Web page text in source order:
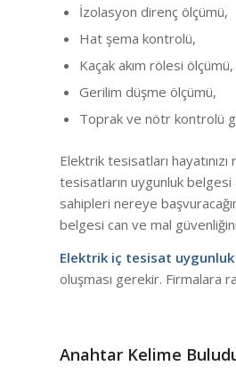
İzolasyon direnç ölçümü,
Hat şema kontrolü,
Kaçak akım rölesi ölçümü,
Gerilim düşme ölçümü,
Toprak ve nötr kontrolü
Elektrik tesisatları
tesisatların uygunluk belgesi
sahipleri nereye
belgesi can ve mal
Elektrik iç tesisat
oluşması gerekir. Firmalara
Anahtar Kelime